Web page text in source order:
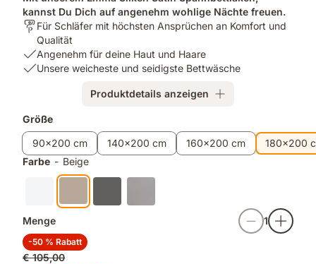
kannst Du Dich auf angenehm wohlige Nächte freuen.
Für
wen
ist
es
mit
höchsten
Ansprüchen
an
Komfort
Qualität
Für Schläfer mit höchsten Ansprüchen an Komfort und
Qualität
USP
1:
Haut
und
Haare
Angenehm für deine Haut und Haare
USP
und
seidigste
Bettwäsche
Unsere weicheste und seidigste Bettwäsche
Produktdetails anzeigen
Größe
90x200 cm
140x200 cm 160x200 cm
180x200
Farbe - Beige
Menge 1
-50 % Rabatt
Ursprünglicher
€ 105,00